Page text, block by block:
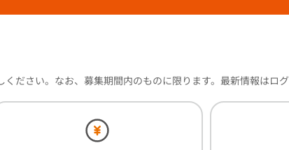
ださい。なお、募集期間内のものに限ります。最新情報はロ